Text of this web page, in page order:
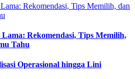
Rekomendasi, Tips Memilih,
Tahu
Operasional hingga Lini